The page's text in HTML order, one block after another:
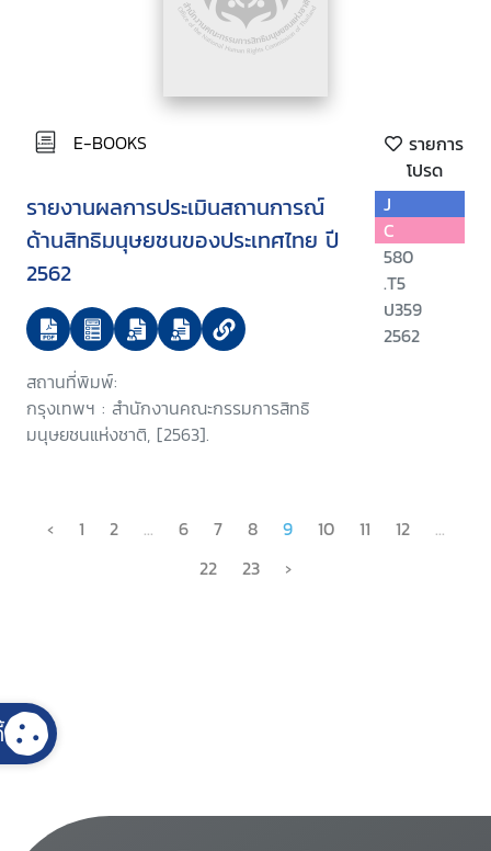
E-BOOKS
รายการ
โปรด
รายงานผลการประเมินสถานการณ์
ด้านสิทธิมนุษยชนของประเทศไทย ปี
2562
สถานที่พิมพ์:
กรุงเทพฯ : สำนักงานคณะกรรมการสิทธิ
มนุษยชนแห่งชาติ, [2563].
J
C
580
.T5
ป359
2562
‹ 1 2 ... 6 7 8 9 10 11 12
...
22
23 ›